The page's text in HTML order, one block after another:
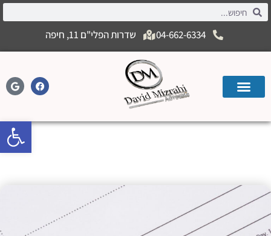
04-662-6334 שדרות הפלי"ם 11, חיפה
סעיף 30 לחוק הירושה- השפעה בלתי